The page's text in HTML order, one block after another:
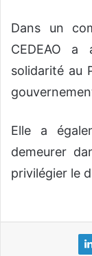
Dans un
CEDEAO
solidarité au
Elle a
demeurer
privilégier le